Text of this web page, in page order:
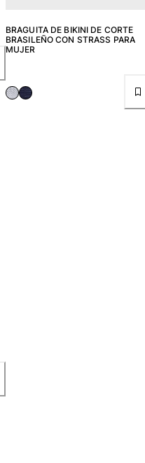
BRAGUITA DE BIKINI DE CORTE
BRASILEÑO CON STRASS PARA
MUJER